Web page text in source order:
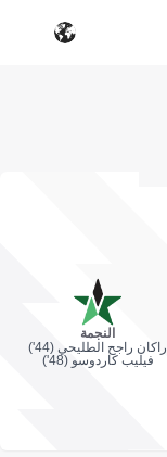
النجمة
راكان راجح الطليحي (44')
فيليب كاردوسو (48')